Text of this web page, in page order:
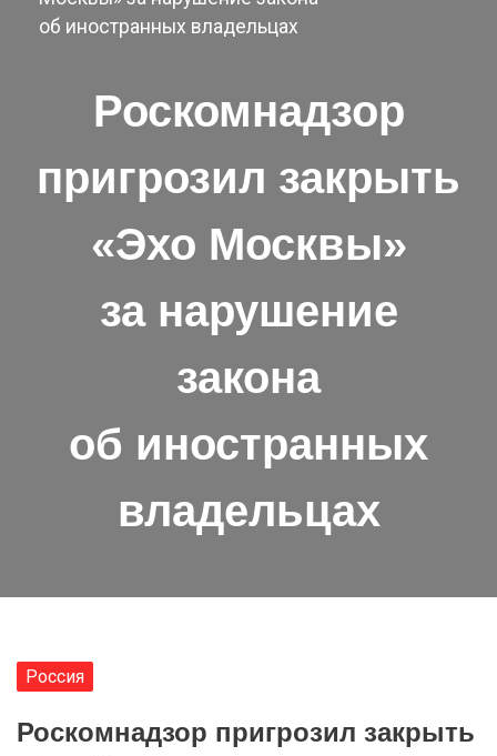
об иностранных владельцах
Роскомнадзор
пригрозил закрыть
«Эхо Москвы»
за нарушение
закона
об иностранных
владельцах
Россия
Роскомнадзор пригрозил закрыть